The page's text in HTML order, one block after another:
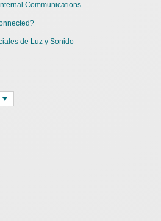
Communications
de Luz y Sonido